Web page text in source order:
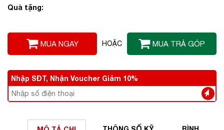
Quà tặng:
MUA NGAY HOẶC MUA TRẢ GÓP
Nhập SĐT, Nhận Voucher Giảm 10%